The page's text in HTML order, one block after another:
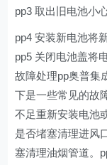
pp3 取出旧电池小
pp4 安装新电池将
pp5 关闭电池盖将
故障处理pp奥普集
下是一些常见的故
不足重新安装电池
是否堵塞清理进风
塞清理油烟管道。